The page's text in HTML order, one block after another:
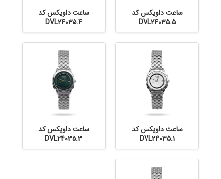
ساعت داویکس کد
DVL24035.5
ساعت داویکس کد
DVL24035.4
ساعت داویکس کد
DVL24035.1
ساعت داویکس کد
DVL24035.3